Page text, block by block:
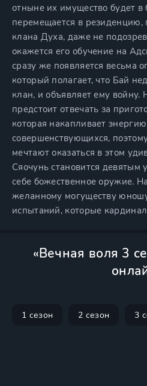
отныне их имущество будет в
перемещается в резиденцию,
клана Духа, даже не
окажется его обучение на
сразу же появляется весьма
который полагает, что Бай
клан, и объявляет ему войну.
предстоит отвечать за
которая накапливает
совершенствующихся,
мечтают оказаться в этом
Сяочунь становится девятым
себе божественное оружие.
желанному могуществу
испытаний, которые
«Вечная воля 3
1 сезон 2 сезон 3